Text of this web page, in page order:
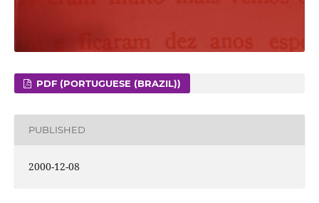
PDF (PORTUGUESE (BRAZIL))
PUBLISHED
2000-12-08